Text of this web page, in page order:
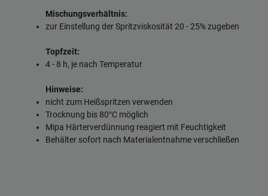
Mischungsverhältnis:
zur Einstellung der Spritzviskosität 20 - 25% zugeben
Topfzeit:
4 - 8 h, je nach Temperatur
Hinweise:
nicht zum Heißspritzen verwenden
Trocknung bis 80°C möglich
Mipa Härterverdünnung reagiert mit Feuchtigkeit
Behälter sofort nach Materialentnahme verschließen